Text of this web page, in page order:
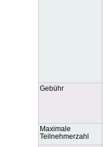
Gebühr
Maximale
Teilnehmerzahl